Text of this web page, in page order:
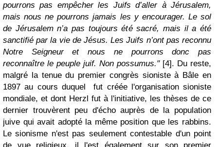
pourrons pas empêcher les Juifs d’aller à Jérusalem,
mais nous ne pourrons jamais les y encourager. Le sol
de Jérusalem n’a pas toujours été sacré, mais il a été
sanctifié par la vie de Jésus. Les Juifs n’ont pas reconnu
Notre Seigneur et nous ne pourrons donc pas
reconnaître le peuple juif. Non possumus."[4]. Du reste,
malgré la tenue du premier congrès sioniste à Bâle en
1897 au cours duquel fut créée l'organisation sioniste
mondiale, et dont Herzl fut à l'initiative, les thèses de ce
dernier trouvèrent peu d'écho auprès de la population
juive qui avait adopté la même position que les rabbins.
Le sionisme n'est pas seulement contestable d'un point